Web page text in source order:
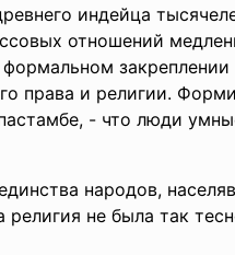
индейца
отношений
права и религии.
- что люди
народов,
не была так